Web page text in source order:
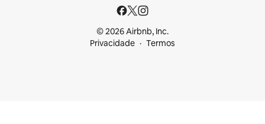
© 2026 Airbnb, Inc.
Privacidade
Termos